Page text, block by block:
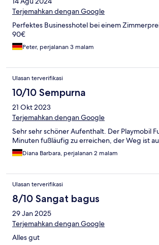
Terjemahkan dengan Google
Perfektes Businesshotel bei einem
90€
Peter, perjalanan 3 malam
Ulasan terverifikasi
10/10 Sempurna
21 Okt 2023
Terjemahkan dengan Google
Sehr sehr schöner Aufenthalt. Der Playmobil
Minuten fußläufig zu erreichen, der Weg ist
Diana Barbara, perjalanan 2 malam
Ulasan terverifikasi
8/10 Sangat bagus
29 Jan 2025
Terjemahkan dengan Google
Alles gut